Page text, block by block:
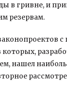
в гривне, и
резервам.
которых,
нашел